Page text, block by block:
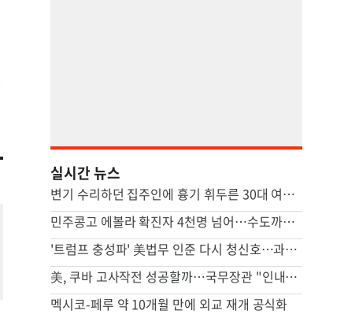
실시간 뉴스
변기 수리하던 집주인에 흉기 휘두른 30대 여성 세입자 체포
민주콩고 에볼라 확진자 4천명 넘어…수도까지 번질라 비상
'트럼프 충성파' 美법무 인준 다시 청신호…과반 찬성표 확보(종합)
美, 쿠바 고사작전 성공할까…국무장관 "인내와 끈기로 옥죌 것"
멕시코-페루 약 10개월 만에 외교 재개 공식화